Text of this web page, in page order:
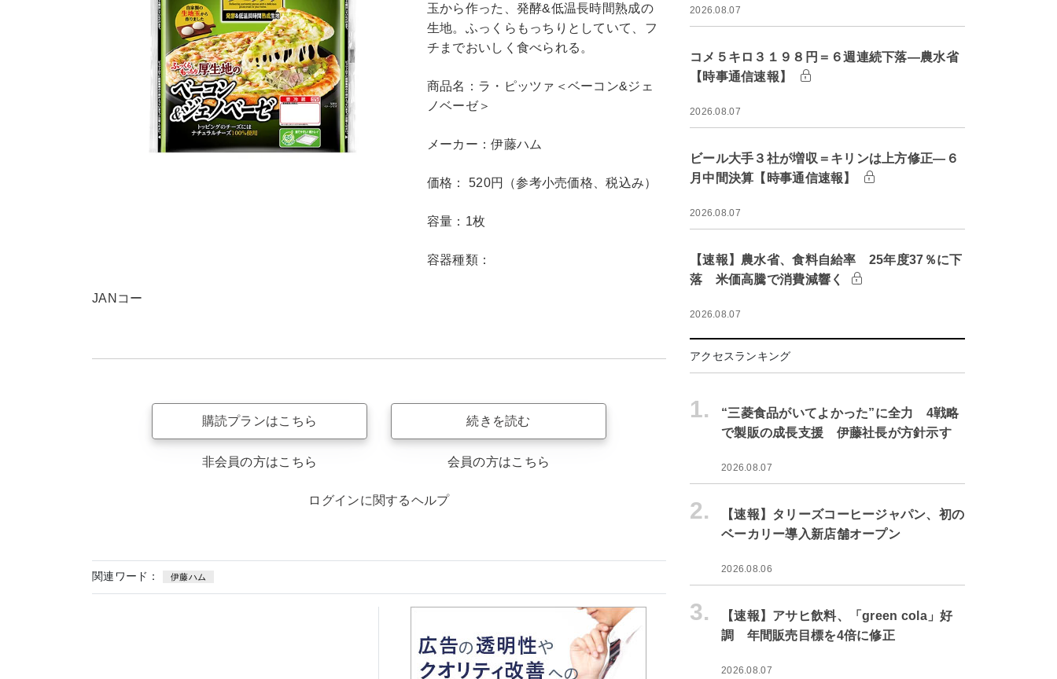
玉から作った、発酵&低温長時間熟成の
生地。ふっくらもっちりとしていて、フ
チまでおいしく食べられる。
商品名：ラ・ピッツァ＜ベーコン&ジェ
ノベーゼ＞
メーカー：伊藤ハム
価格： 520円（参考小売価格、税込み）
容量：1枚
容器種類：
JANコー
購読プランはこちら
非会員の方はこちら
続きを読む
会員の方はこちら
ログインに関するヘルプ
関連ワード： 伊藤ハム
2026.08.07
コメ５キロ３１９８円＝６週連続下落―農水省
【時事通信速報】
2026.08.07
ビール大手３社が増収＝キリンは上方修正―６
月中間決算【時事通信速報】
2026.08.07
【速報】農水省、食料自給率 25年度37％に下
落 米価高騰で消費減響く
2026.08.07
アクセスランキング
1.
“三菱食品がいてよかった”に全力 4戦略
で製販の成長支援 伊藤社長が方針示す
2026.08.07
2.
【速報】タリーズコーヒージャパン、初の
ベーカリー導入新店舗オープン
2026.08.06
3.
【速報】アサヒ飲料、「green cola」好
調 年間販売目標を4倍に修正
2026.08.07